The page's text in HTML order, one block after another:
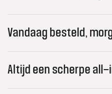
Vandaag besteld,
Altijd een scherpe all-